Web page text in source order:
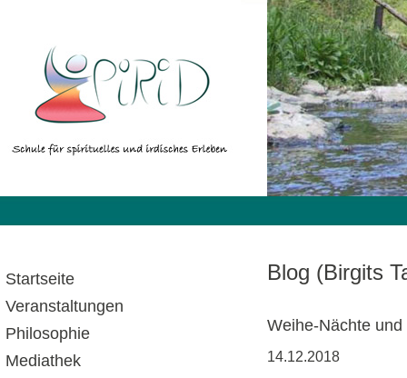
Startseite
Veranstaltungen
Philosophie
Mediathek
Blog (Birgits
Weihe-Nächte
14.12.2018